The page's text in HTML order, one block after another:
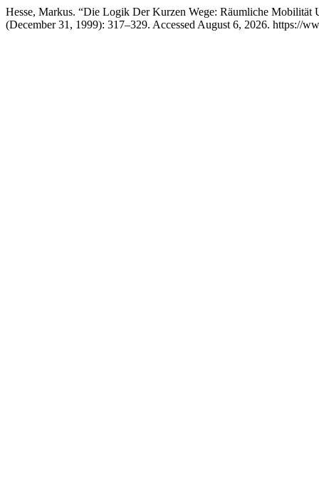
Hesse, Markus. “Die Logik Der Kurzen Wege: Räumliche Mobilität
(December 31, 1999): 317–329. Accessed August 6, 2026. https://